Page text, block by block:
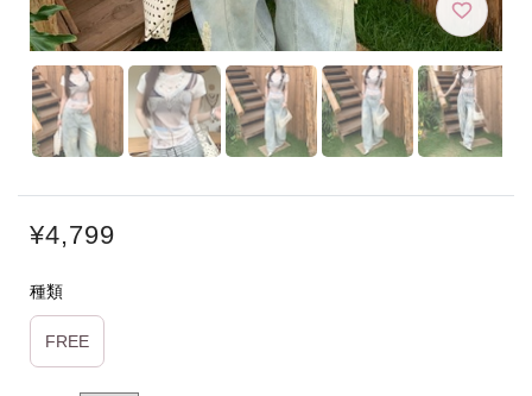
¥4,799
種類
FREE